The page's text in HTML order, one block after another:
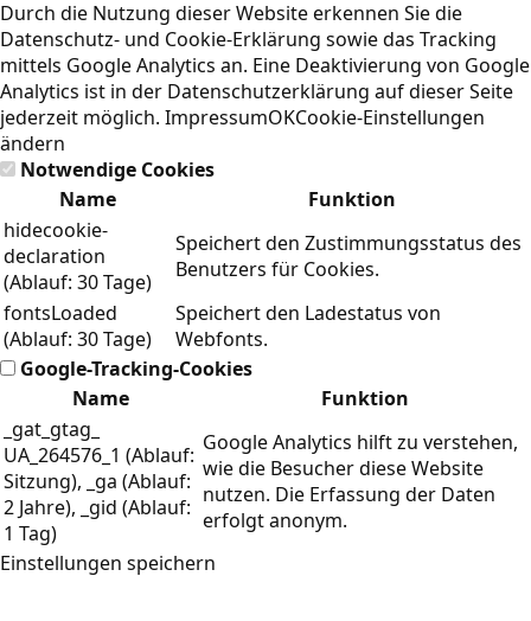
Durch die Nutzung dieser Website erkennen Sie die
Datenschutz- und Cookie-Erklärung sowie das Tracking
mittels Google Analytics an. Eine Deaktivierung von Google
Analytics ist in der Datenschutzerklärung auf dieser Seite
jederzeit möglich. ImpressumOKCookie-Einstellungen
ändern
Notwendige Cookies
Name
Funktion
hidecookie-
declaration
(Ablauf: 30 Tage)
Speichert den Zustimmungsstatus des
Benutzers für Cookies.
fontsLoaded
(Ablauf: 30 Tage)
Speichert den Ladestatus von
Webfonts.
Google-Tracking-Cookies
Name
Funktion
_gat_gtag_
UA_264576_1 (Ablauf:
Sitzung), _ga (Ablauf:
2 Jahre), _gid (Ablauf:
1 Tag)
Google Analytics hilft zu verstehen,
wie die Besucher diese Website
nutzen. Die Erfassung der Daten
erfolgt anonym.
Einstellungen speichern